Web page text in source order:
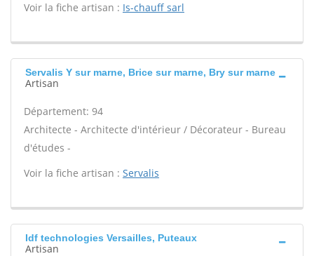
Voir la fiche artisan : Is-chauff sarl
Servalis Y sur marne, Brice sur marne, Bry sur marne
Artisan
Département: 94
Architecte - Architecte d'intérieur / Décorateur - Bureau
d'études -
Voir la fiche artisan : Servalis
Idf technologies Versailles, Puteaux
Artisan